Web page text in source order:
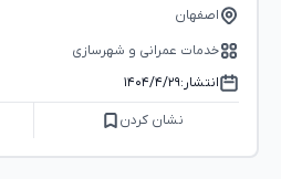
اصفهان
خدمات عمرانی و شهرسازی
انتشار:۱۴۰۴/۴/۲۹
نشان کردن